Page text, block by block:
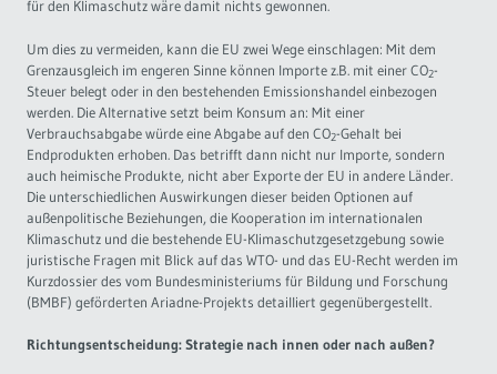
für den Klimaschutz wäre damit nichts gewonnen.
Um dies zu vermeiden, kann die EU zwei Wege einschlagen: Mit dem
Grenzausgleich im engeren Sinne können Importe z.B. mit einer CO2-
Steuer belegt oder in den bestehenden Emissionshandel einbezogen
werden. Die Alternative setzt beim Konsum an: Mit einer
Verbrauchsabgabe würde eine Abgabe auf den CO2-Gehalt bei
Endprodukten erhoben. Das betrifft dann nicht nur Importe, sondern
auch heimische Produkte, nicht aber Exporte der EU in andere Länder.
Die unterschiedlichen Auswirkungen dieser beiden Optionen auf
außenpolitische Beziehungen, die Kooperation im internationalen
Klimaschutz und die bestehende EU-Klimaschutzgesetzgebung sowie
juristische Fragen mit Blick auf das WTO- und das EU-Recht werden im
Kurzdossier des vom Bundesministeriums für Bildung und Forschung
(BMBF) geförderten Ariadne-Projekts detailliert gegenübergestellt.
Richtungsentscheidung: Strategie nach innen oder nach außen?